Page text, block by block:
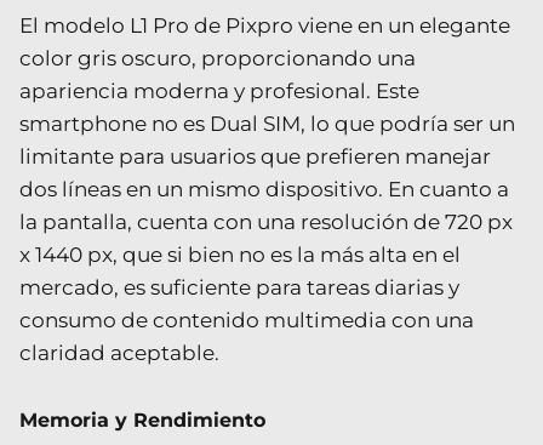
El modelo L1 Pro de Pixpro viene en un elegante
color gris oscuro, proporcionando una
apariencia moderna y profesional. Este
smartphone no es Dual SIM, lo que podría ser un
limitante para usuarios que prefieren manejar
dos líneas en un mismo dispositivo. En cuanto a
la pantalla, cuenta con una resolución de 720 px
x 1440 px, que si bien no es la más alta en el
mercado, es suficiente para tareas diarias y
consumo de contenido multimedia con una
claridad aceptable.
Memoria y Rendimiento